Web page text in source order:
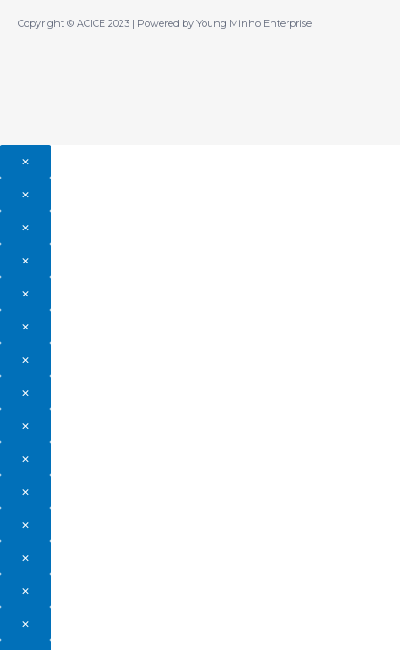
Copyright © ACICE 2023 | Powered by Young Minho Enterprise
×
×
×
×
×
×
×
×
×
×
×
×
×
×
×